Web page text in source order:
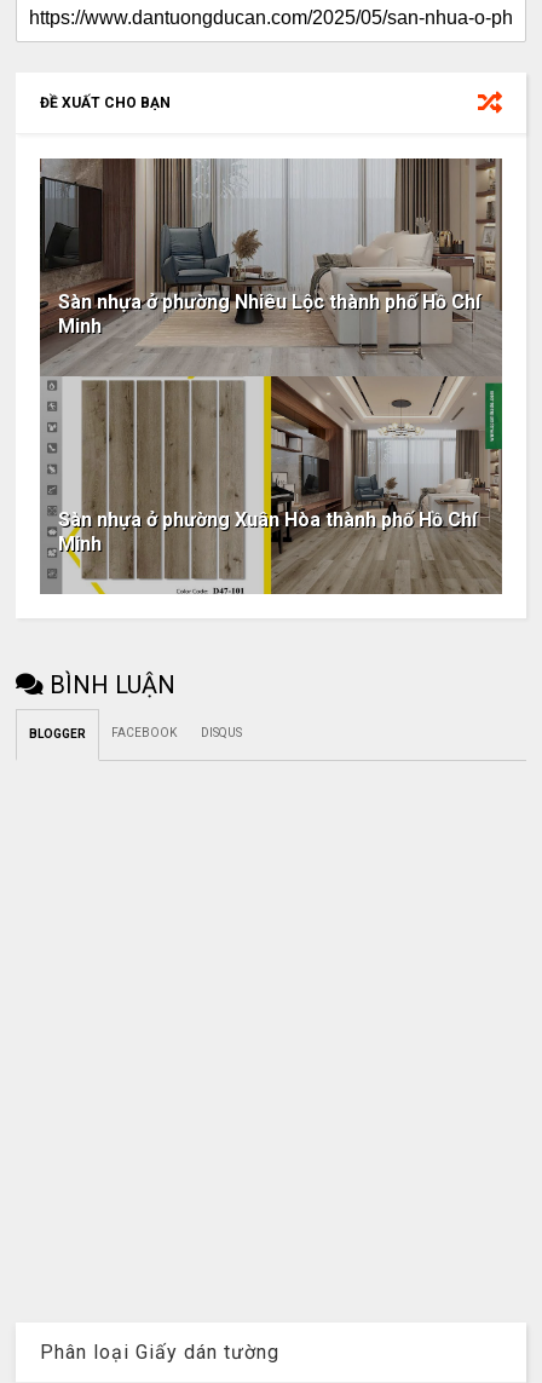
ĐỀ XUẤT CHO BẠN
Sàn nhựa ở phường Nhiêu Lộc thành phố Hồ Chí
Minh
Sàn nhựa ở phường Xuân Hòa thành phố Hồ Chí
Minh
BÌNH LUẬN
BLOGGER FACEBOOK DISQUS
Phân loại Giấy dán tường